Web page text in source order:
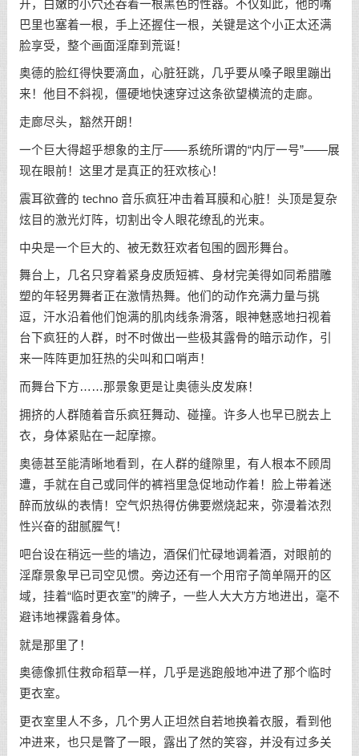
开，白嫩的小穴还吞着一根黑色的性器。不仅如此，他的嘴
巴里也塞着一根，手上还握住一根，关键是这个小正太还满
脸享受，整个画面淫靡到荒诞！
奥德的脸红得快要滴血，心脏狂跳，几乎要从嗓子眼里蹦出
来！他目不斜视，僵硬地快速穿过这条欲望横流的走廊。
走廊尽头，豁然开朗！
一个巨大得超乎想象的主厅——系统所谓的“内厅一号”——展
现在眼前！这里才是真正的狂欢核心！
震耳欲聋的 techno 音乐疯狂冲击着耳膜和心脏！头顶是复杂
炫目的激光灯阵，切割出令人眼花缭乱的光束。
中央是一个巨大的、被无数狂欢者包围的圆形舞台。
舞台上，几名只穿着紧身皮质短裤、身材完美得如同希腊雕
塑的年轻男舞者正在激情热舞。他们的动作充满力量与挑
逗，汗水沿着他们饱满的肌肉线条滑落，眼神魅惑地扫视着
台下疯狂的人群，时不时做出一些极其露骨的暗示动作，引
来一阵阵更加狂热的尖叫和口哨声！
而舞台下方……那景象更是让奥德头皮发麻！
拥挤的人群随着音乐疯狂舞动、碰撞。许多人也早已脱去上
衣，身体紧贴在一起摩擦。
奥德甚至能清晰地看到，在人群的缝隙里，有人根本不顾周
遭，手就在自己或同伴的裤裆里急促地动作着！脸上带着迷
醉而放纵的表情！空气炽热得仿佛要燃烧起来，弥漫着浓烈
性兴奋的甜腻腥气！
吧台设在稍远一些的墙边，酒保们忙碌地调着酒，对眼前的
淫靡景象早已司空见惯。旁边还有一个用帘子简单隔开的区
域，挂着“临时更衣室”的牌子，一些人大大方方地进出，毫不
避讳地裸露着身体。
就是那里了！
奥德像抓住救命稻草一样，几乎是逃跑般地冲进了那个临时
更衣室。
更衣室里人不多，几个男人正坦然自若地换着衣服，看到他
冲进来，也只是瞥了一眼，露出了然的笑容，并没有过多关